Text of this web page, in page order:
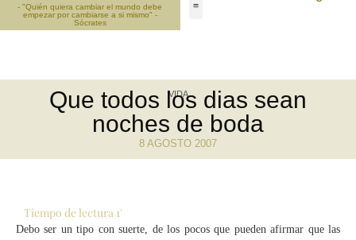
- "Quién quiera cambiar el mundo debe
empezar por cambiarse a si mismo" -
Sócrates
VIDA
Que todos los dias sean
noches de boda
8 AGOSTO 2007
Tiempo de lectura 1'
Debo ser un tipo con suerte, de los pocos que pueden afirmar que las